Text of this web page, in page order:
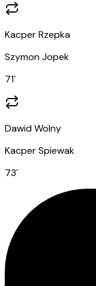
Kacper Rzepka
Szymon Jopek
71`
Dawid Wolny
Kacper Spiewak
73`